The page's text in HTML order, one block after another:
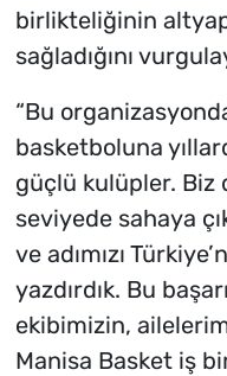
birlikteliğinin
sağladığını
“Bu
basketboluna
güçlü kulüpler. Biz
seviyede sahaya
ve adımızı
yazdırdık. Bu
ekibimizin,
Manisa Basket iş